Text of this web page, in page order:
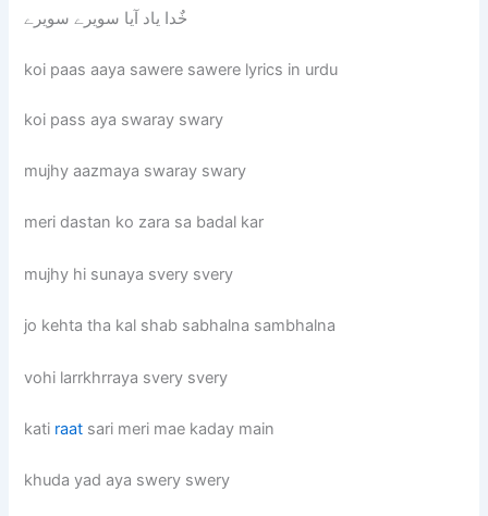
خٌدا یاد آیا سویرے سویرے
koi paas aaya sawere sawere lyrics in urdu
koi pass aya swaray swary
mujhy aazmaya swaray swary
meri dastan ko zara sa badal kar
mujhy hi sunaya svery svery
jo kehta tha kal shab sabhalna sambhalna
vohi larrkhrraya svery svery
kati raat sari meri mae kaday main
khuda yad aya swery swery